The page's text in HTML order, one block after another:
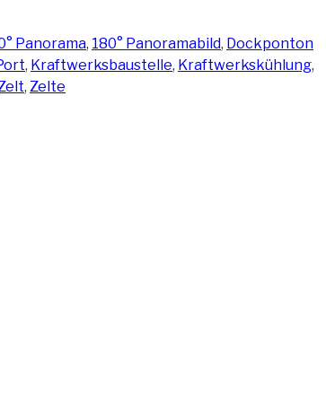
Panorama, 180° Panoramabild, Dockponton
, Kraftwerksbaustelle, Kraftwerkskühlung,
, Zelte